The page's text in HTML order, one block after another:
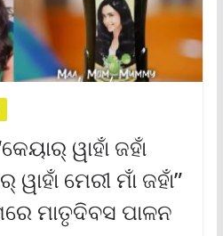
ୱାହାଁ ଜହାଁ
ମେରୀ ମାଁ ଜହାଁ”
ମାତୃଦିବସ ପାଳନ